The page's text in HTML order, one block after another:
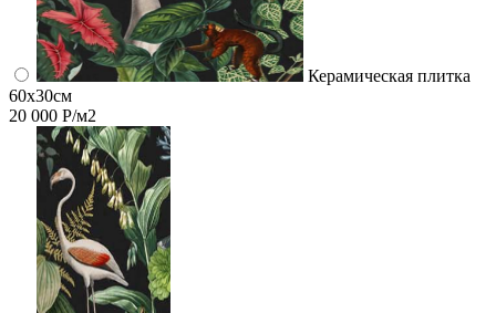
Керамическая плитка
60x30см
20 000 Р/м2